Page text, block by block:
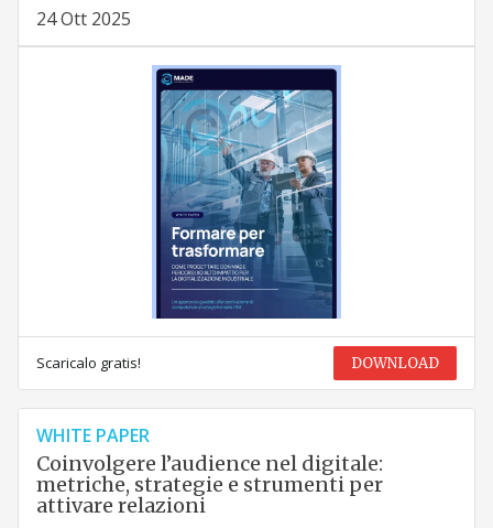
24 Ott 2025
Scaricalo gratis! DOWNLOAD
WHITE PAPER
Coinvolgere l’audience nel digitale:
metriche, strategie e strumenti per
attivare relazioni